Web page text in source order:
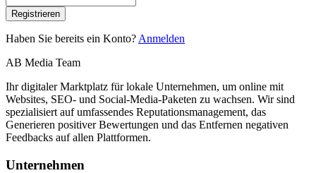
Registrieren
Haben Sie bereits ein Konto? Anmelden
AB Media Team
Ihr digitaler Marktplatz für lokale Unternehmen, um online mit
Websites, SEO- und Social-Media-Paketen zu wachsen. Wir sind
spezialisiert auf umfassendes Reputationsmanagement, das
Generieren positiver Bewertungen und das Entfernen negativen
Feedbacks auf allen Plattformen.
Unternehmen